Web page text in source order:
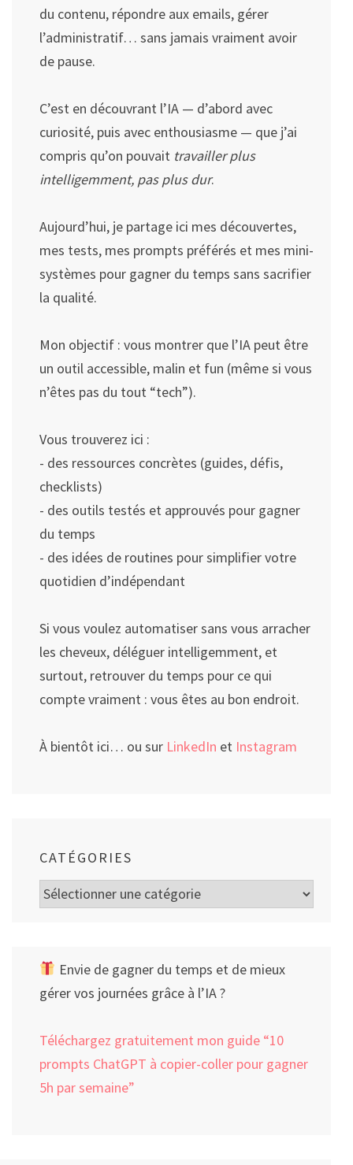
du contenu, répondre aux emails, gérer
l’administratif… sans jamais vraiment avoir
de pause.
C’est en découvrant l’IA — d’abord avec
curiosité, puis avec enthousiasme — que j’ai
compris qu’on pouvait travailler plus
intelligemment, pas plus dur.
Aujourd’hui, je partage ici mes découvertes,
mes tests, mes prompts préférés et mes mini-
systèmes pour gagner du temps sans sacrifier
la qualité.
Mon objectif : vous montrer que l’IA peut être
un outil accessible, malin et fun (même si vous
n’êtes pas du tout “tech”).
Vous trouverez ici :
- des ressources concrètes (guides, défis,
checklists)
- des outils testés et approuvés pour gagner
du temps
- des idées de routines pour simplifier votre
quotidien d’indépendant
Si vous voulez automatiser sans vous arracher
les cheveux, déléguer intelligemment, et
surtout, retrouver du temps pour ce qui
compte vraiment : vous êtes au bon endroit.
À bientôt ici… ou sur LinkedIn et Instagram
CATÉGORIES
Catégories
Envie de gagner du temps et de mieux
gérer vos journées grâce à l’IA ?
Téléchargez gratuitement mon guide “10
prompts ChatGPT à copier-coller pour gagner
5h par semaine”